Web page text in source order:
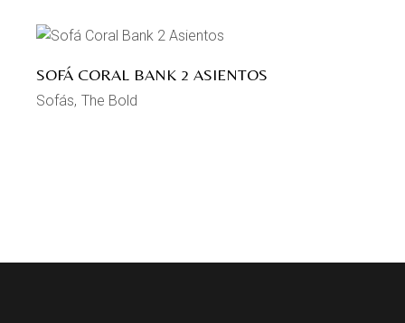
SOFÁ CORAL BANK 2 ASIENTOS
Sofás The Bold